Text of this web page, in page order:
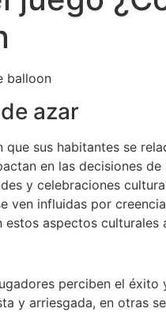
balloon
azar
sus habitantes se
en las decisiones
y celebraciones
ven influidas por
estos aspectos culturales
perciben el
y arriesgada, en otras